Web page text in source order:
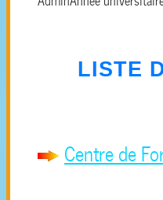
LISTE
Centre de